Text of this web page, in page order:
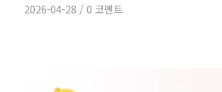
2026-04-28 / 0 코멘트